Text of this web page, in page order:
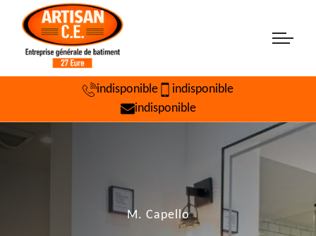
indisponible
indisponible
indisponible
M. Capello